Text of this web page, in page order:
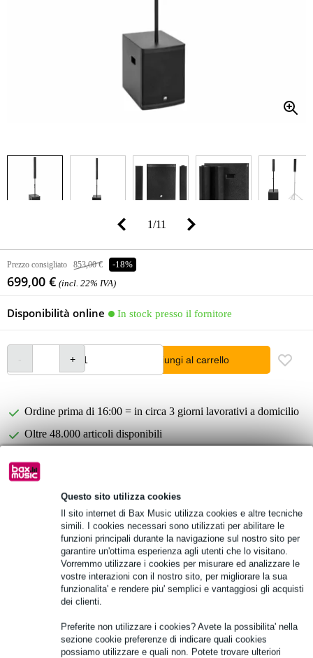
Questo sito utilizza cookies
Il sito internet di Bax Music utilizza cookies e altre tecniche
simili. I cookies necessari sono utilizzati per abilitare le
funzioni principali durante la navigazione sul nostro sito per
garantire un'ottima esperienza agli utenti che lo visitano.
Vorremmo utilizzare i cookies per misurare ed analizzare le
vostre interazioni con il nostro sito, per migliorare la sua
funzionalita' e rendere piu' semplici e vantaggiosi gli acquisti
dei clienti.
Preferite non utilizzare i cookies? Avete la possibilita' nella
sezione cookie preferenze di indicare quali cookies
possiamo utilizzare e quali non. Potete trovare ulteriori
1/11
Prezzo consigliato 853,00 € -18%
699,00 € (incl. 22% IVA)
Disponibilità online In stock presso il fornitore
Aggiungi al carrello
Ordine prima di 16:00 = in circa 3 giorni lavorativi a domicilio
Oltre 48.000 articoli disponibili
Scegli adesso i 2 anni di garanzia aggiuntiva e molti altri
vantaggi!
34,95 € di premio
Informazioni sul prodotto
potenza di uscita: 800 W RMS
livello massimo di pressione sonora: 128 dB
Specifiche complete